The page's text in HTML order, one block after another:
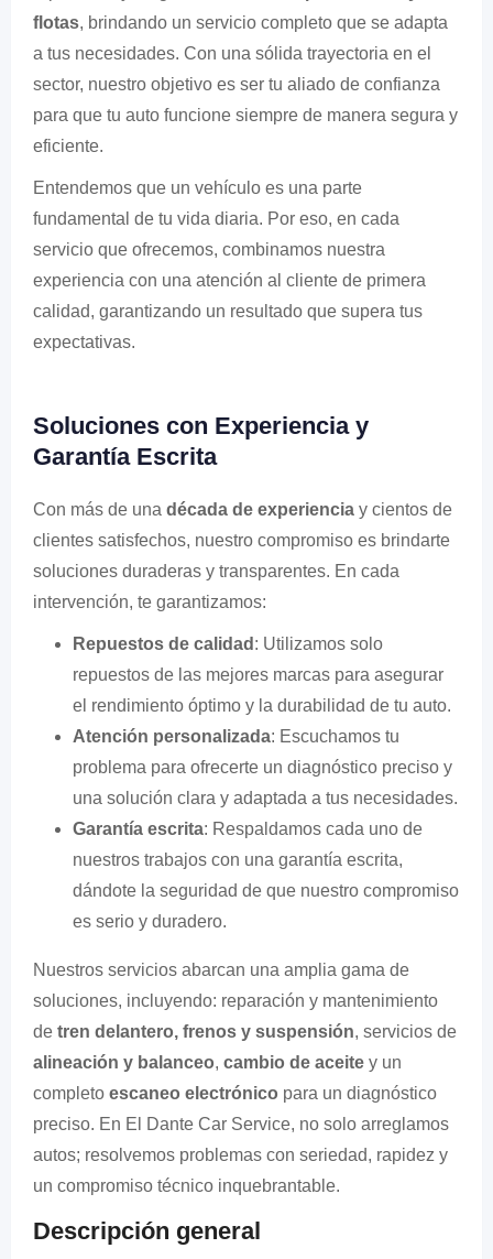
flotas, brindando un servicio completo que se adapta
a tus necesidades. Con una sólida trayectoria en el
sector, nuestro objetivo es ser tu aliado de confianza
para que tu auto funcione siempre de manera segura y
eficiente.
Entendemos que un vehículo es una parte
fundamental de tu vida diaria. Por eso, en cada
servicio que ofrecemos, combinamos nuestra
experiencia con una atención al cliente de primera
calidad, garantizando un resultado que supera tus
expectativas.
Soluciones con Experiencia y
Garantía Escrita
Con más de una década de experiencia y cientos de
clientes satisfechos, nuestro compromiso es brindarte
soluciones duraderas y transparentes. En cada
intervención, te garantizamos:
Repuestos de calidad : Utilizamos solo
repuestos de las mejores marcas para asegurar
el rendimiento óptimo y la durabilidad de tu auto.
Atención personalizada: Escuchamos tu
problema para ofrecerte un diagnóstico preciso y
una solución clara y adaptada a tus necesidades.
Garantía escrita: Respaldamos cada uno de
nuestros trabajos con una garantía escrita,
dándote la seguridad de que nuestro compromiso
es serio y duradero.
Nuestros servicios abarcan una amplia gama de
soluciones, incluyendo: reparación y mantenimiento
de tren delantero, frenos y suspensión, servicios de
alineación y balanceo, cambio de aceite y un
completo escaneo electrónico para un diagnóstico
preciso. En El Dante Car Service, no solo arreglamos
autos; resolvemos problemas con seriedad, rapidez y
un compromiso técnico inquebrantable.
Descripción general